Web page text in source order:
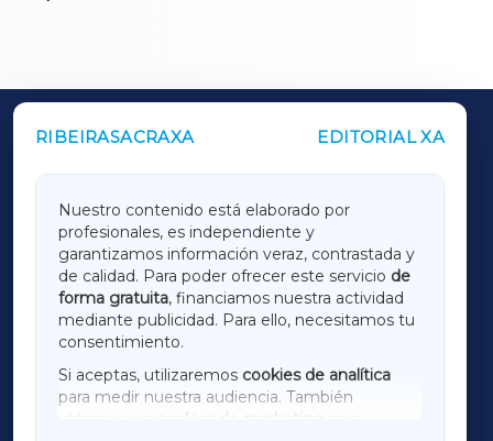
RIBEIRASACRAXA EDITORIAL XA
Nuestro contenido está elaborado por
profesionales, es independiente y
garantizamos información veraz, contrastada y
de calidad. Para poder ofrecer este servicio de
forma gratuita, financiamos nuestra actividad
mediante publicidad. Para ello, necesitamos tu
consentimiento.
Si aceptas, utilizaremos cookies de analítica
para medir nuestra audiencia. También
utilizaremos
cookies de marketing
OUTROS PERIÓDICOS
LUGOXA
TERRACHAXA
AMARIÑAXA